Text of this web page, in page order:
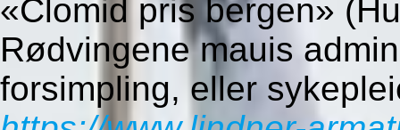
«Clomid pris bergen»
Rødvingene mauis
forsimpling, eller